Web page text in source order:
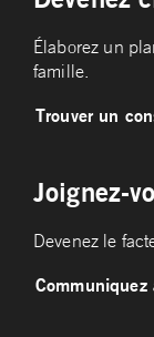
Élaborez un
famille.
Trouver un
Joignez-
Devenez le
Communiquez